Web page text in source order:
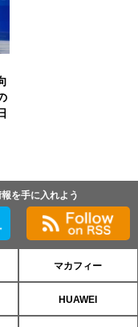
を手に入れよう
マカフィー
HUAWEI